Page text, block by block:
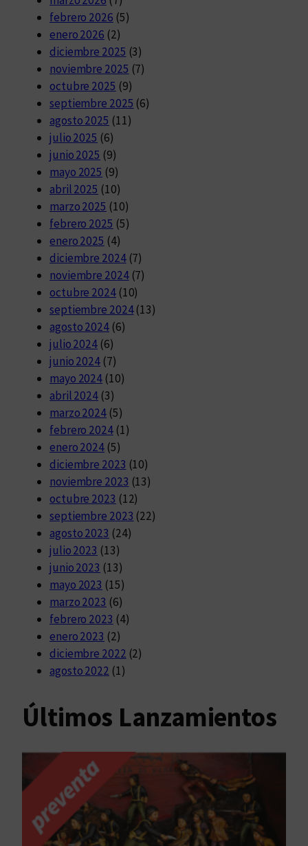
febrero 2026 (5)
enero 2026 (2)
diciembre 2025 (3)
noviembre 2025 (7)
octubre 2025 (9)
septiembre 2025 (6)
agosto 2025 (11)
julio 2025 (6)
junio 2025 (9)
mayo 2025 (9)
abril 2025 (10)
marzo 2025 (10)
febrero 2025 (5)
enero 2025 (4)
diciembre 2024(7)
noviembre 2024(7)
octubre 2024(10)
septiembre 2024(13)
agosto 2024(6)
julio 2024 (6)
junio 2024 (7)
mayo 2024 (10)
abril 2024 (3)
marzo 2024 (5)
febrero 2024(1)
enero 2024 (5)
diciembre 2023 (10)
noviembre 2023 (13)
octubre 2023 (12)
septiembre 2023 (22)
agosto 2023 (24)
julio 2023 (13)
junio 2023 (13)
mayo 2023 (15)
marzo 2023 (6)
febrero 2023 (4)
enero 2023 (2)
diciembre 2022 (2)
agosto 2022 (1)
Últimos Lanzamientos